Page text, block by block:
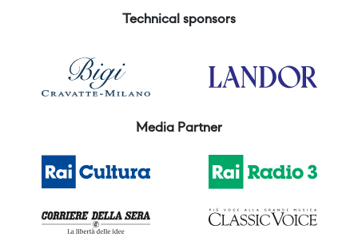
Technical sponsors
Media Partner